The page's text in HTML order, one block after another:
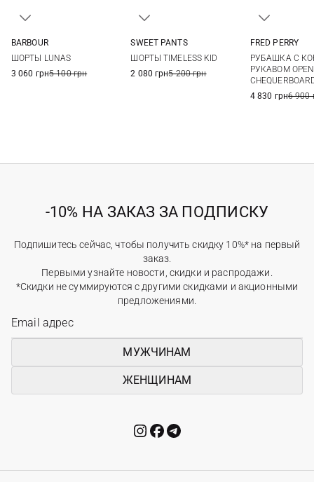
BARBOUR
ШОРТЫ LUNAS
3 060 грн5 100 грн
SWEET PANTS
ШОРТЫ TIMELESS KID
2 080 грн5 200 грн
FRED PERRY
РУБАШКА С
РУКАВОМ OPEN
4 830 грн6 900
-10% НА ЗАКАЗ ЗА ПОДПИСКУ
Подпишитесь сейчас, чтобы получить скидку 10%* на первый
заказ.
Первыми узнайте новости, скидки и распродажи.
*Скидки не суммируются с другими скидками и акционными
предложениями.
МУЖЧИНАМ
ЖЕНЩИНАМ